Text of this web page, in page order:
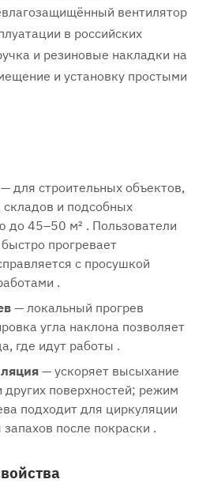
вентилятор
в российских
и резиновые накладки на
и установку простыми
— для строительных объектов,
складов и подсобных
45–50 м² . Пользователи
прогревает
с просушкой
.
— локальный прогрев
угла наклона позволяет
где идут работы .
— ускоряет высыхание
поверхностей; режим
подходит для циркуляции
после покраски .